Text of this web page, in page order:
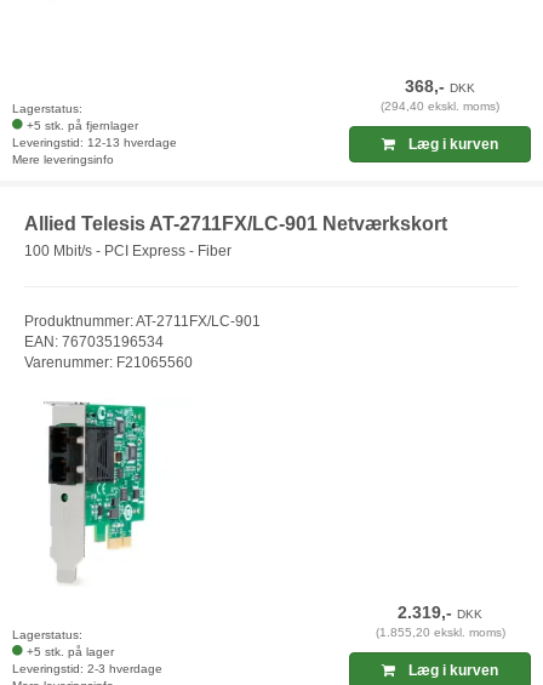
Lagerstatus:
+5 stk. på fjernlager
Leveringstid: 12-13 hverdage
Mere leveringsinfo
368,-DKK
(294,40 ekskl. moms)
Læg i kurven
Allied Telesis AT-2711FX/LC-901 Netværkskort
100 Mbit/s - PCI Express - Fiber
Produktnummer: AT-2711FX/LC-901
EAN: 767035196534
Varenummer: F21065560
Lagerstatus:
+5 stk. på lager
Leveringstid: 2-3 hverdage
2.319,-DKK
(1.855,20 ekskl. moms)
Læg i kurven